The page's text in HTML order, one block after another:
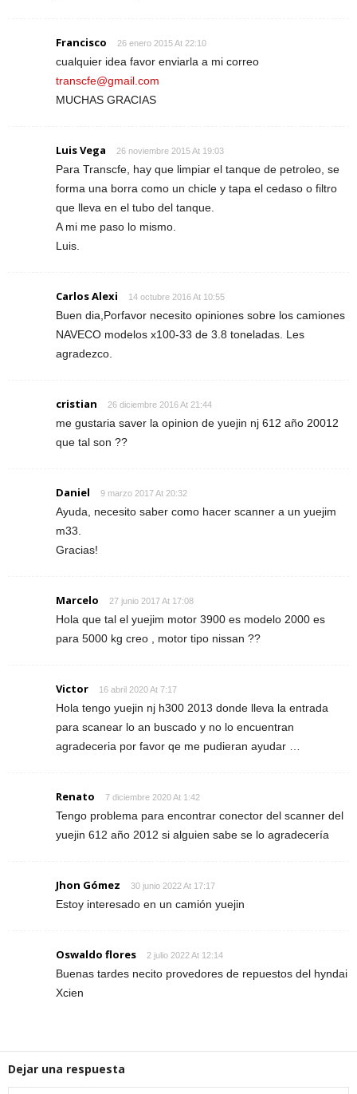
Francisco 26 enero 2015 At 22:10
cualquier idea favor enviarla a mi correo
transcfe@gmail.com
MUCHAS GRACIAS
Luis Vega 26 noviembre 2015 At 19:03
Para Transcfe, hay que limpiar el tanque de petroleo, se
forma una borra como un chicle y tapa el cedaso o filtro
que lleva en el tubo del tanque.
A mi me paso lo mismo.
Luis.
Carlos Alexi 14 octubre 2016 At 10:55
Buen dia,Porfavor necesito opiniones sobre los camiones
NAVECO modelos x100-33 de 3.8 toneladas. Les
agradezco.
cristian 26 diciembre 2016 At 21:44
me gustaria saver la opinion de yuejin nj 612 año 20012
que tal son ??
Daniel 9 marzo 2017 At 20:32
Ayuda, necesito saber como hacer scanner a un yuejim
m33.
Gracias!
Marcelo 27 junio 2017 At 17:08
Hola que tal el yuejim motor 3900 es modelo 2000 es
para 5000 kg creo , motor tipo nissan ??
Victor 16 abril 2020 At 7:17
Hola tengo yuejin nj h300 2013 donde lleva la entrada
para scanear lo an buscado y no lo encuentran
agradeceria por favor qe me pudieran ayudar …
Renato 7 diciembre 2020 At 1:42
Tengo problema para encontrar conector del scanner del
yuejin 612 año 2012 si alguien sabe se lo agradecería
Jhon Gómez 30 junio 2022 At 17:17
Estoy interesado en un camión yuejin
Oswaldo flores 2 julio 2022 At 12:14
Buenas tardes necito provedores de repuestos del hyndai
Xcien
Dejar una respuesta